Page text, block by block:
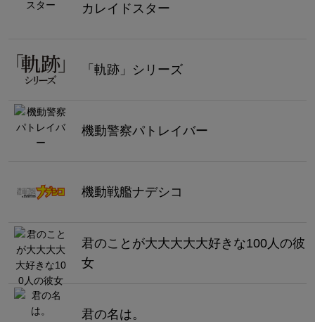
カレイドスター
「軌跡」シリーズ
機動警察パトレイバー
機動戦艦ナデシコ
君のことが大大大大大好きな100人の彼
女
君の名は。